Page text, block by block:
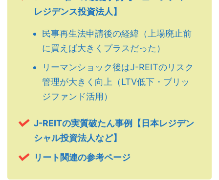
レジデンス投資法人】
民事再生法申請後の経緯（上場廃止前
に買えば大きくプラスだった）
リーマンショック後はJ-REITのリスク
管理が大きく向上（LTV低下・ブリッ
ジファンド活用）
J-REITの実質破たん事例【日本レジデン
シャル投資法人など】
リート関連の参考ページ